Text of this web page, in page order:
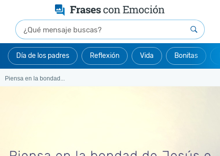
Día de los padres Reflexión Vida Bonitas
Piensa en la bondad...